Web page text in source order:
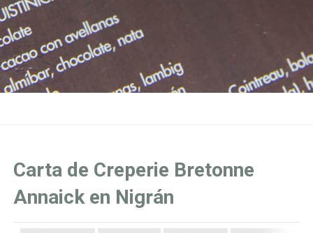
Carta de Creperie Bretonne
Annaick en Nigrán